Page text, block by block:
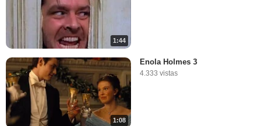
1:44
1:08
Enola Holmes 3
4.333 vistas